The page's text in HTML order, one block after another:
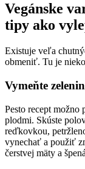
Vegánske
tipy ako
Existuje veľa
obmeniť. Tu je
Vymeňte
Pesto recept
plodmi. Skúste
reďkovkou,
vynechať a použiť
čerstvej mäty a